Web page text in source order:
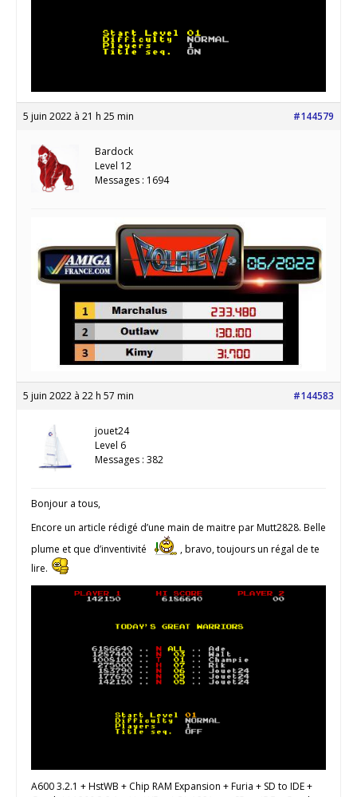
5 juin 2022 à 21 h 25 min #144579
Bardock
Level 12
Messages : 1694
5 juin 2022 à 22 h 57 min #144583
jouet24
Level 6
Messages : 382
Bonjour a tous,
Encore un article rédigé d’une main de maitre par Mutt2828. Belle
plume et que d’inventivité
, bravo, toujours un régal de te
lire.
A600 3.2.1 + HstWB + Chip RAM Expansion + Furia + SD to IDE +